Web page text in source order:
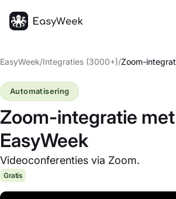
EasyWeek/Integraties (3000+)/Zoom-
Zoom-integratie met
EasyWeek
Videoconferenties via Zoom.
Automatisering
Gratis